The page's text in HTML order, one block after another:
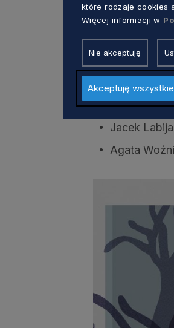
Choreografia:
W spektaklu
Małgorzata
Grzegorz
Maciej
Jacek
Agata
które rodzaje cookies
Więcej informacji w
Nie akceptuję
Akceptuję wszystkie